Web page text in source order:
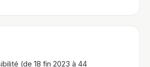
(de 18 fin 2023 à 44